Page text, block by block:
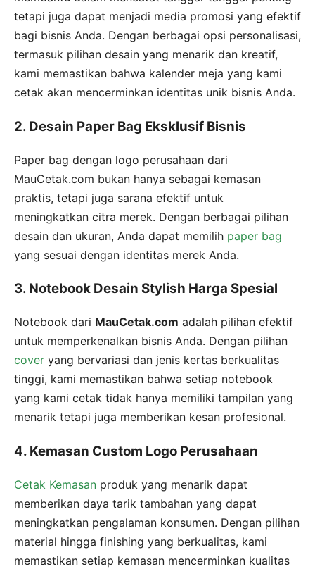
tetapi juga dapat menjadi media promosi yang efektif
bagi bisnis Anda. Dengan berbagai opsi personalisasi,
termasuk pilihan desain yang menarik dan kreatif,
kami memastikan bahwa kalender meja yang kami
cetak akan mencerminkan identitas unik bisnis Anda.
2. Desain Paper Bag Eksklusif Bisnis
Paper bag dengan logo perusahaan dari
MauCetak.com bukan hanya sebagai kemasan
praktis, tetapi juga sarana efektif untuk
meningkatkan citra merek. Dengan berbagai pilihan
desain dan ukuran, Anda dapat memilih paper bag
yang sesuai dengan identitas merek Anda.
3. Notebook Desain Stylish Harga Spesial
Notebook dari MauCetak.com adalah pilihan efektif
untuk memperkenalkan bisnis Anda. Dengan pilihan
cover yang bervariasi dan jenis kertas berkualitas
tinggi, kami memastikan bahwa setiap notebook
yang kami cetak tidak hanya memiliki tampilan yang
menarik tetapi juga memberikan kesan profesional.
4. Kemasan Custom Logo Perusahaan
Cetak Kemasan produk yang menarik dapat
memberikan daya tarik tambahan yang dapat
meningkatkan pengalaman konsumen. Dengan pilihan
material hingga finishing yang berkualitas, kami
memastikan setiap kemasan mencerminkan kualitas